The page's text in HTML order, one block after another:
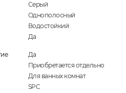
Серый
Однополосный
Водостойкий
Да
Да
Приобретается отдельно
Для ванных комнат
SPC